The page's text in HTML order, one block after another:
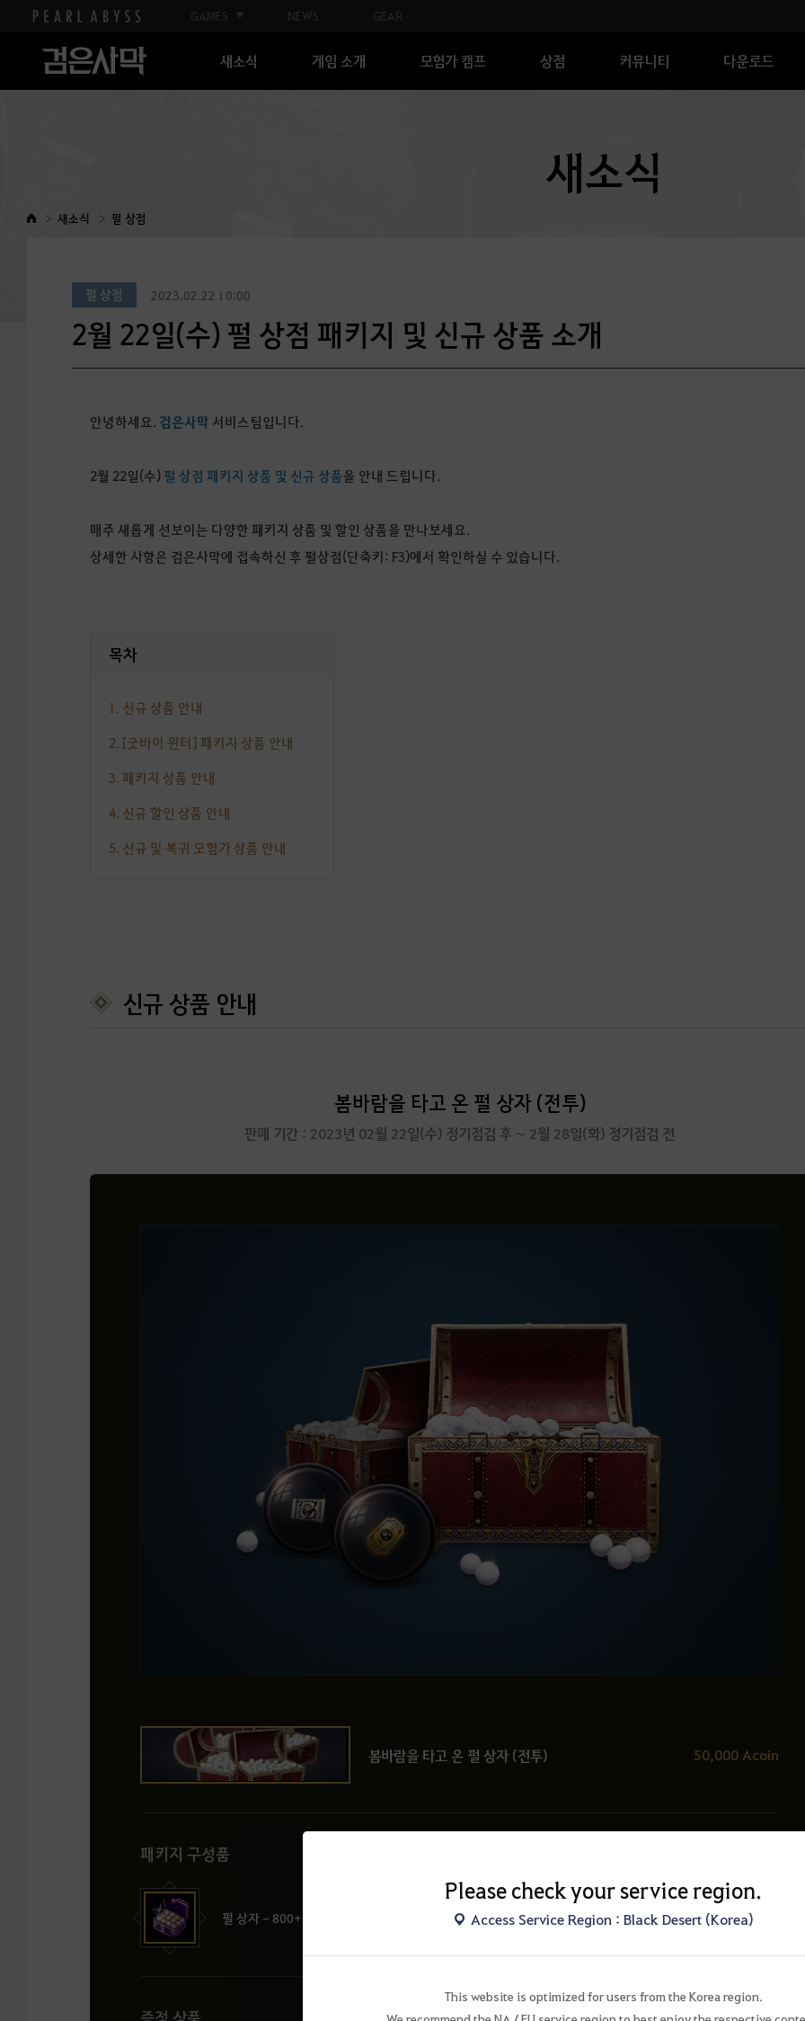
GAMES NEWS GEAR
Please check your service region.
Access Service Region : Black Desert (Korea)
This website is optimized for users from the Korea region.
새소식 게임 소개 모험가 캠프 상점 커뮤니티 다운로드
새소식
새소식 펄 상점
펄 상점 2023.02.22 10:00
2월 22일(수) 펄 상점 패키지 및 신규 상품 소개
안녕하세요. 검은사막 서비스팀입니다.
2월 22일(수) 펄 상점 패키지 상품 및 신규 상품을 안내 드립니다.
매주 새롭게 선보이는 다양한 패키지 상품 및 할인 상품을 만나보세요.
상세한 사항은 검은사막에 접속하신 후 펄상점(단축키: F3)에서 확인하실 수 있습니다.
목차
1. 신규 상품 안내
2. [굿바이 윈터] 패키지 상품 안내
3. 패키지 상품 안내
4. 신규 할인 상품 안내
5. 신규 및 복귀 모험가 상품 안내
신규 상품 안내
봄바람을 타고 온 펄 상자 (전투)
판매 기간 : 2023년 02월 22일(수) 정기점검 후 ~ 2월 28일(화) 정기점검 전
봄바람을 타고 온 펄 상자 (전투) 50,000 Acoin
패키지 구성품
펄 상자 - 800+60